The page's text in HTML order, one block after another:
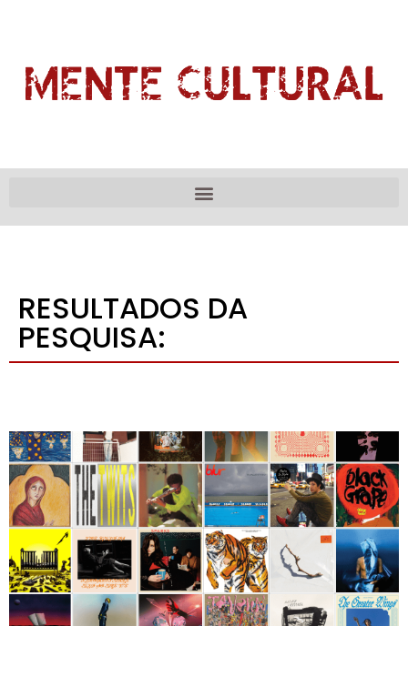
RESULTADOS DA
PESQUISA: